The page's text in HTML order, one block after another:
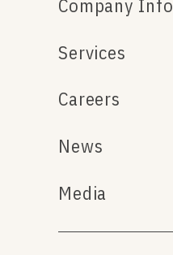
Company Info
Services
Careers
News
Media